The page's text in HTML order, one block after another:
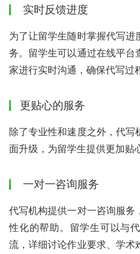
实时反馈进度
为了让留学生随时掌握代写进
务。留学生可以通过在线平
家进行实时沟通，确保代写过
更贴心的服务
除了专业性和速度之外，代写
面升级，为留学生提供更加贴
一对一咨询服务
代写机构提供一对一咨询服务
性化的帮助。留学生可以与
流，详细讨论作业要求、学